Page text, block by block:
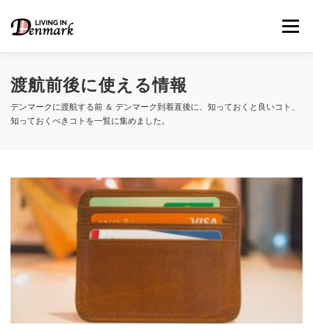
メニュー
LIFE TIPS – 生活便利帳 FOOD– ごはん事情
WORK – デンマークの働き方
OUR INSIGHT
MEDIA– メディア掲載 TRAVEL– 旅行
渡航前後に使える情報
デンマークに渡航する前 ＆ デンマーク到着直後に、知っておくと良いコト、
知っておくべきコトを一覧に集めました。